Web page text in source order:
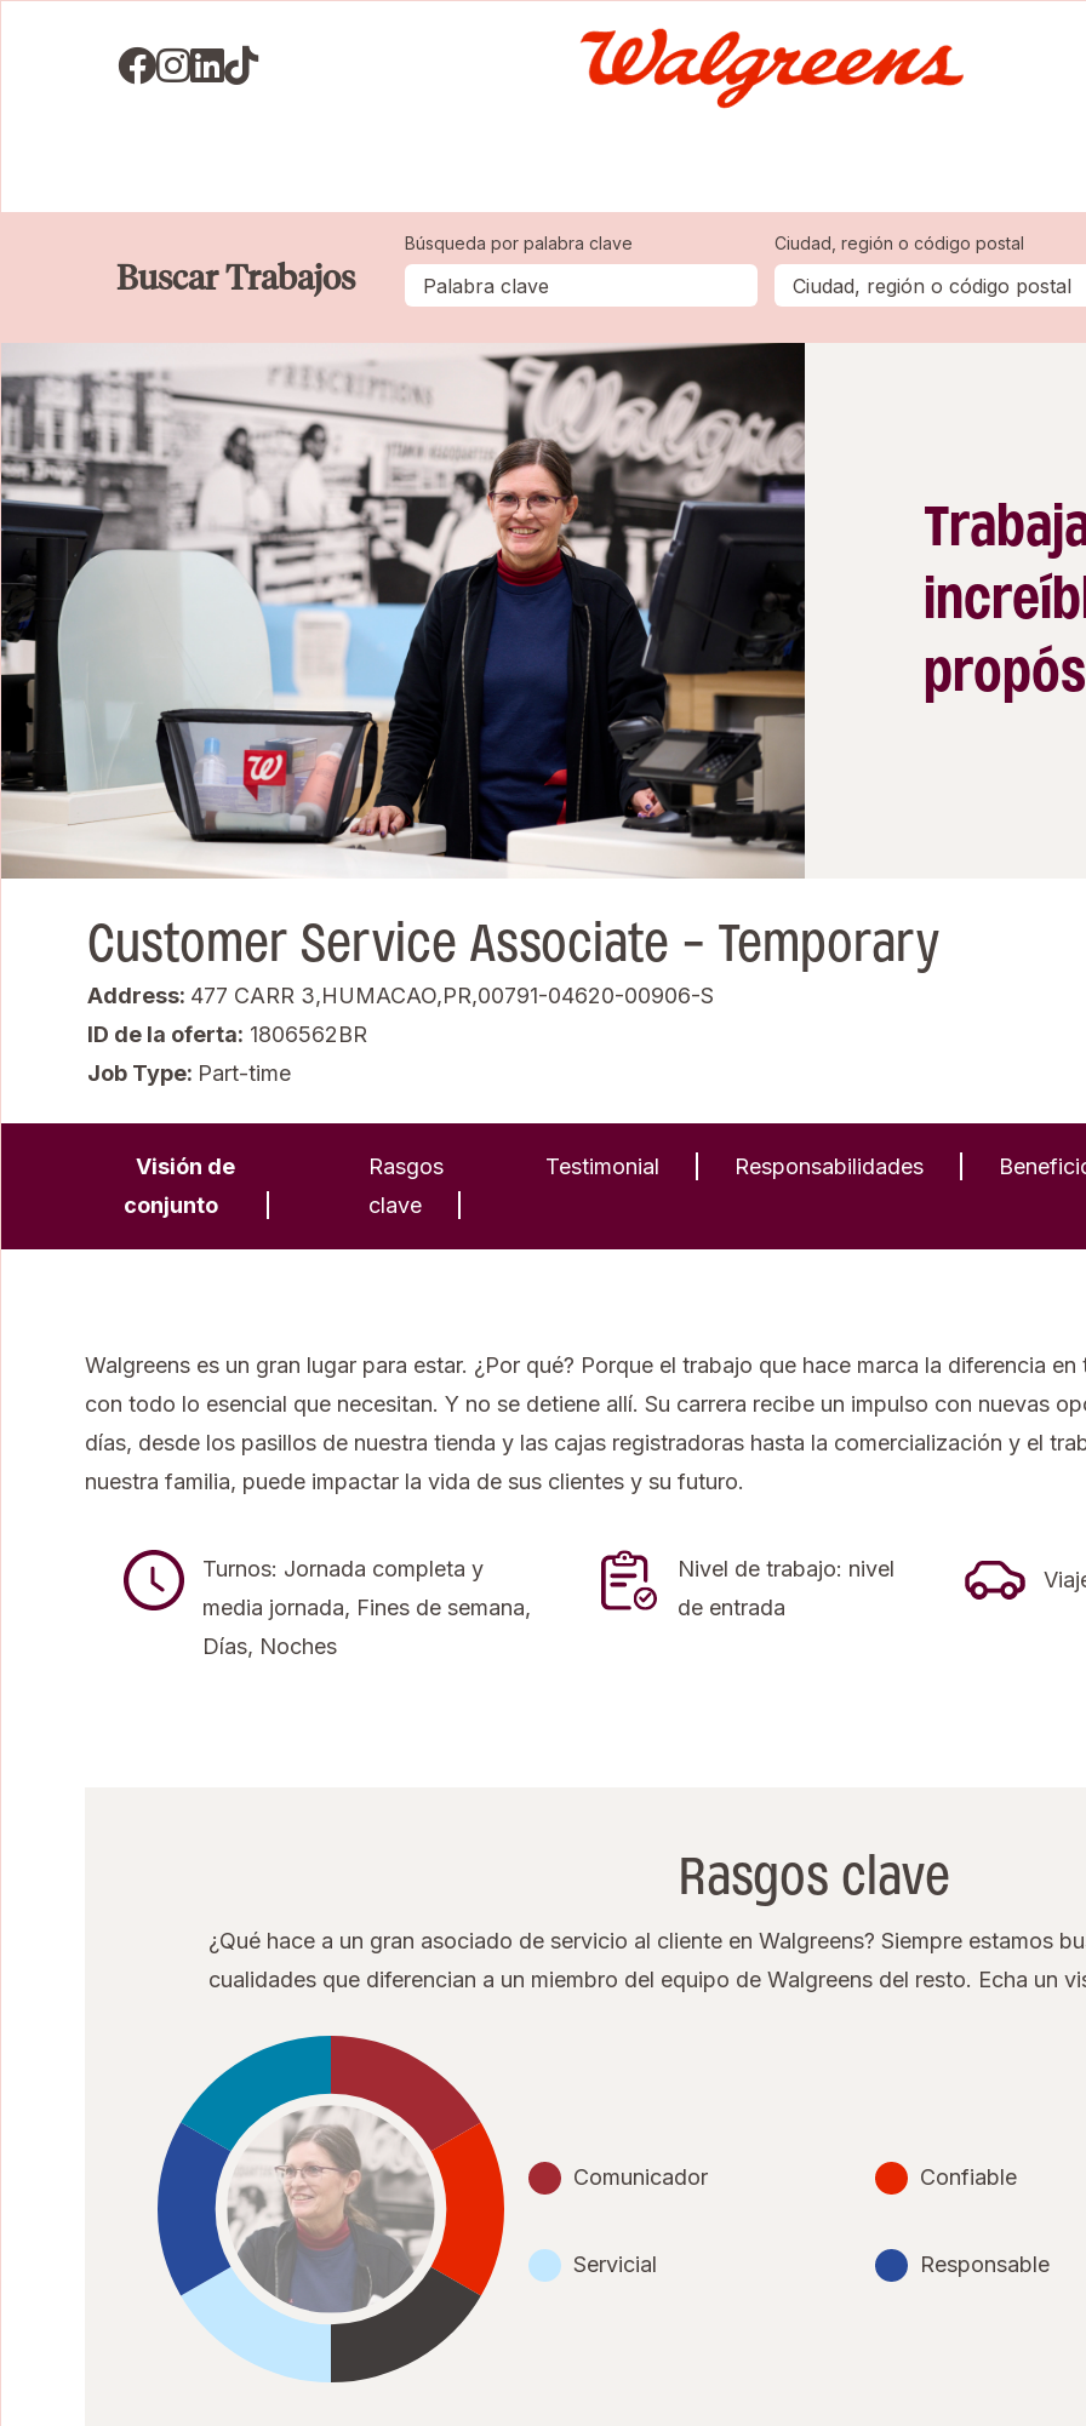
Visit us on Facebook
Visit us on Instagram
Visit us on LinkedIN
Visit us on TikTok
Buscar Trabajos
Búsqueda por palabra clave Ciudad, región o código postal
Customer Service Associate - Temporary
Address: 477 CARR 3,HUMACAO,PR,00791-04620-00906-S
ID de la oferta 1806562BR
Job Type: Part-time
Visión de
conjunto
Rasgos
clave
Testimonial Responsabilidades
Walgreens es un gran lugar para estar. ¿Por qué? Porque el trabajo que hace marca la diferencia
con todo lo esencial que necesitan. Y no se detiene allí. Su carrera recibe un impulso con nuevas
días, desde los pasillos de nuestra tienda y las cajas registradoras hasta la comercialización y el
nuestra familia, puede impactar la vida de sus clientes y su futuro.
Turnos: Jornada completa y
media jornada, Fines de semana,
Días, Noches
Nivel de trabajo: nivel
de entrada
Rasgos clave
¿Qué hace a un gran asociado de servicio al cliente en Walgreens? Siempre estamos
cualidades que diferencian a un miembro del equipo de Walgreens del resto. Echa un
Comunicador Confiable
Servicial Responsable